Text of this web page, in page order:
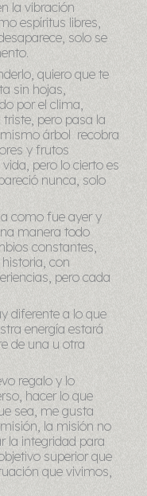
la vibración
espíritus libres,
solo se
quiero que te
sin hojas,
por el clima,
pero pasa la
árbol recobra
y frutos
pero lo cierto es
nunca, solo
como fue ayer y
manera todo
constantes,
con
pero cada
diferente a lo que
energía estará
de una u otra
regalo y lo
hacer lo que
sea, me gusta
la misión no
la integridad para
superior que
que vivimos,